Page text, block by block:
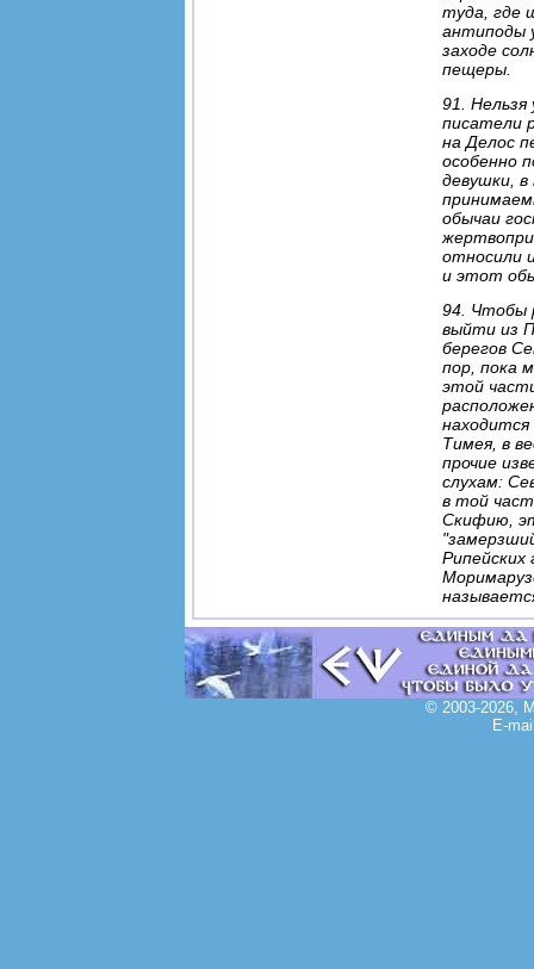
туда, где
антиподы
заходе
пещеры.
91. Нельзя
писатели
на Делос
особенно
девушки,
обычаи
относили
и этот
94. Чтобы
выйти из
берегов
пор, пока
этой
находится
Тимея, в
прочие
слухам:
в той
Скифию,
© 2003-2026,
E-